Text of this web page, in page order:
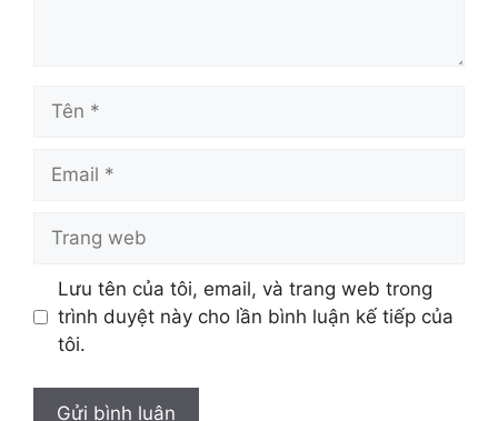
Tên
Email
Trang
Lưu tên của tôi, email, và trang web trong
trình duyệt này cho lần bình luận kế tiếp của
tôi.